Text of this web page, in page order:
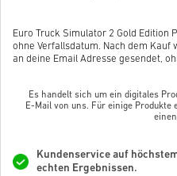
Euro Truck Simulator 2 Gold Edition
ohne Verfallsdatum. Nach dem
an deine Email Adresse gesendet,
Es handelt sich um ein digitales
E-Mail von uns. Für einige
einen
Kundenservice auf
echten Ergebnissen.